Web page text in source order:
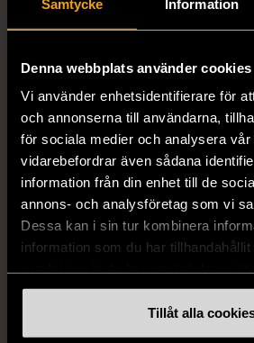
Samtycke Information
Denna webbplats använder cookies
Vi använder enhetsidentifierare för
och annonserna till användarna,
för sociala medier och analysera
vidarebefordrar även sådana
information från din enhet till de
annons- och analysföretag som vi
Dessa kan i sin tur kombinera
information som du har
Tillåt alla
259 kr 279 kr